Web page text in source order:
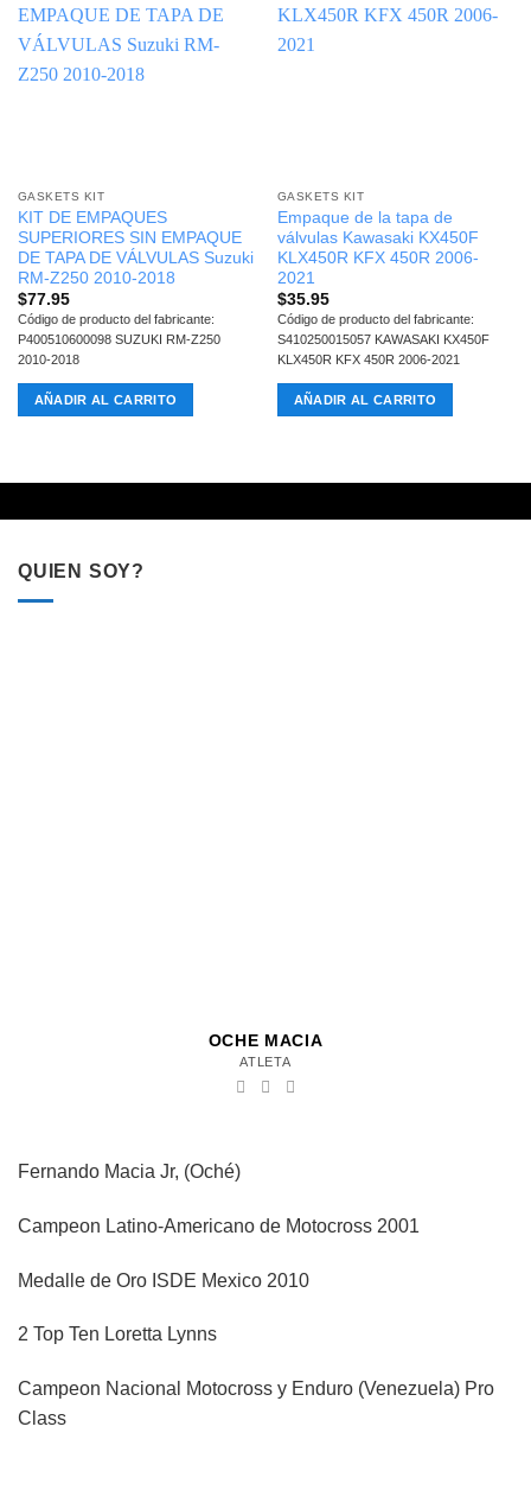
GASKETS KIT
KIT DE EMPAQUES
SUPERIORES SIN EMPAQUE
DE TAPA DE VÁLVULAS Suzuki
RM-Z250 2010-2018
$77.95
Código de producto del fabricante:
P400510600098 SUZUKI RM-Z250
2010-2018
AÑADIR AL CARRITO
GASKETS KIT
Empaque de la tapa de
válvulas Kawasaki KX450F
KLX450R KFX 450R 2006-
2021
$35.95
Código de producto del fabricante:
S410250015057 KAWASAKI KX450F
KLX450R KFX 450R 2006-2021
AÑADIR AL CARRITO
QUIEN SOY?
OCHE MACIA
ATLETA
Fernando Macia Jr, (Oché)
Campeon Latino-Americano de Motocross 2001
Medalle de Oro ISDE Mexico 2010
2 Top Ten Loretta Lynns
Campeon Nacional Motocross y Enduro (Venezuela) Pro
Class